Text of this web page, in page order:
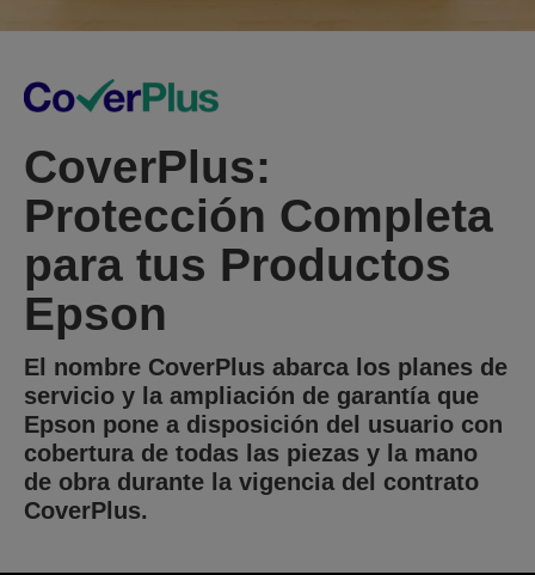
CoverPlus:
Protección Completa
para tus Productos
Epson
El nombre CoverPlus abarca los planes de
servicio y la ampliación de garantía que
Epson pone a disposición del usuario con
cobertura de todas las piezas y la mano
de obra durante la vigencia del contrato
CoverPlus.